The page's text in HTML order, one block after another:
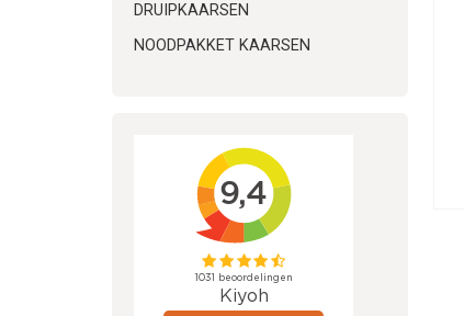
DRUIPKAARSEN
NOODPAKKET KAARSEN